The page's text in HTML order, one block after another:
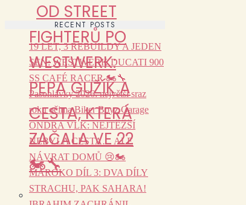
OD STREET
FIGHTERŮ PO
WESTWERK:
PEPA GUŽÍK A
CESTA, KTERÁ
ZAČALA VE 22
🏍️🔧
RECENT POSTS
19 LET, 3 REBUILDY A JEDEN
SEN: WESTWERK DUCATI 900
SS CAFÉ RACER 🏍️🔧
Pasohlávky 2026: největší sraz
roku očima Biker Boyz Garage
ONDRA VLK: NEJTĚŽŠÍ
NEBYLA CESTA… ALE
NÁVRAT DOMŮ 😢🏍️
MAROKO DÍL 3: DVA DÍLY
STRACHU, PAK SAHARA!